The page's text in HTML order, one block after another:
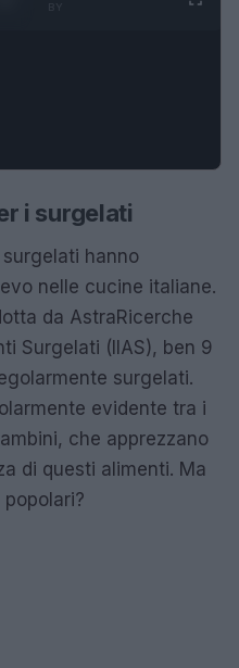
i surgelati
hanno
nelle cucine italiane.
da AstraRicerche
Surgelati (IIAS), ben 9
surgelati.
evidente tra i
che apprezzano
di questi alimenti. Ma